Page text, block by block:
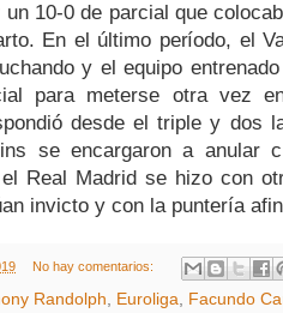
un 10-0 de parcial que
En el último período, el
y el equipo
para meterse otra vez
desde el triple y dos
se encargaron a anular
Real Madrid se hizo con
invicto y con la puntería
No hay comentarios:
Randolph Euroliga
Facundo